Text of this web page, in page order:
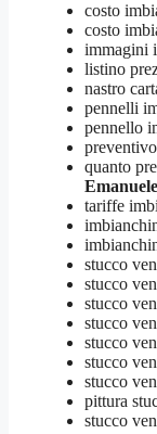
costo
costo
immagini
listino
nastro
pennelli
pennello
quanto
Emanuele
tariffe
stucco
stucco
stucco
stucco
stucco
stucco
stucco
pittura
stucco